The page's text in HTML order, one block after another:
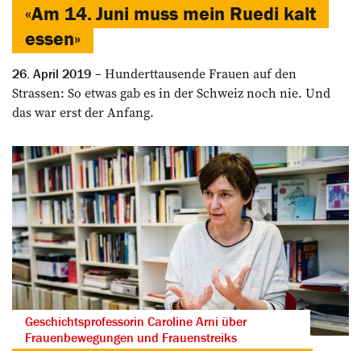
«Am 14. Juni muss mein Ruedi kalt
essen»
26. April 2019
Hunderttausende Frauen auf den
Strassen: So etwas gab es in der Schweiz noch nie. Und
das war erst der Anfang.
Geschichtsprofessorin Caroline Arni über
Frauenbewegungen und Frauenstreiks